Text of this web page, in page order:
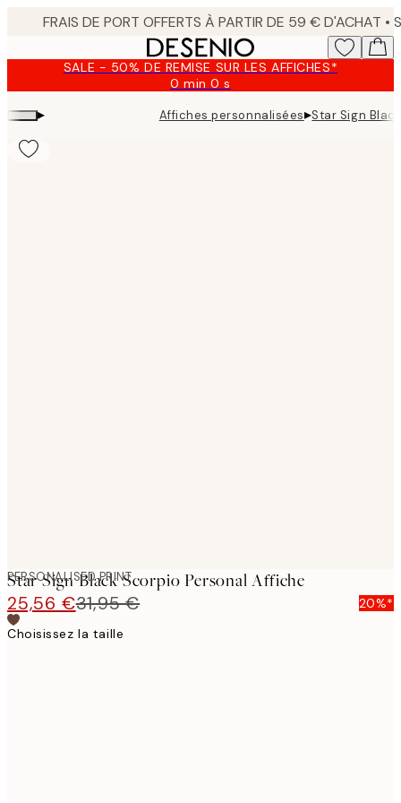
content.SALE - 50% DE REMISE SUR LES AFFICHES*
0 min0 s
Valable
:
▸ Affiches personnalisées▸Star Sign
PERSONALISED PRINT
Star Sign Black Scorpio Personal Affiche
25,56 €31,95 €
20%*
Choisissez la taille